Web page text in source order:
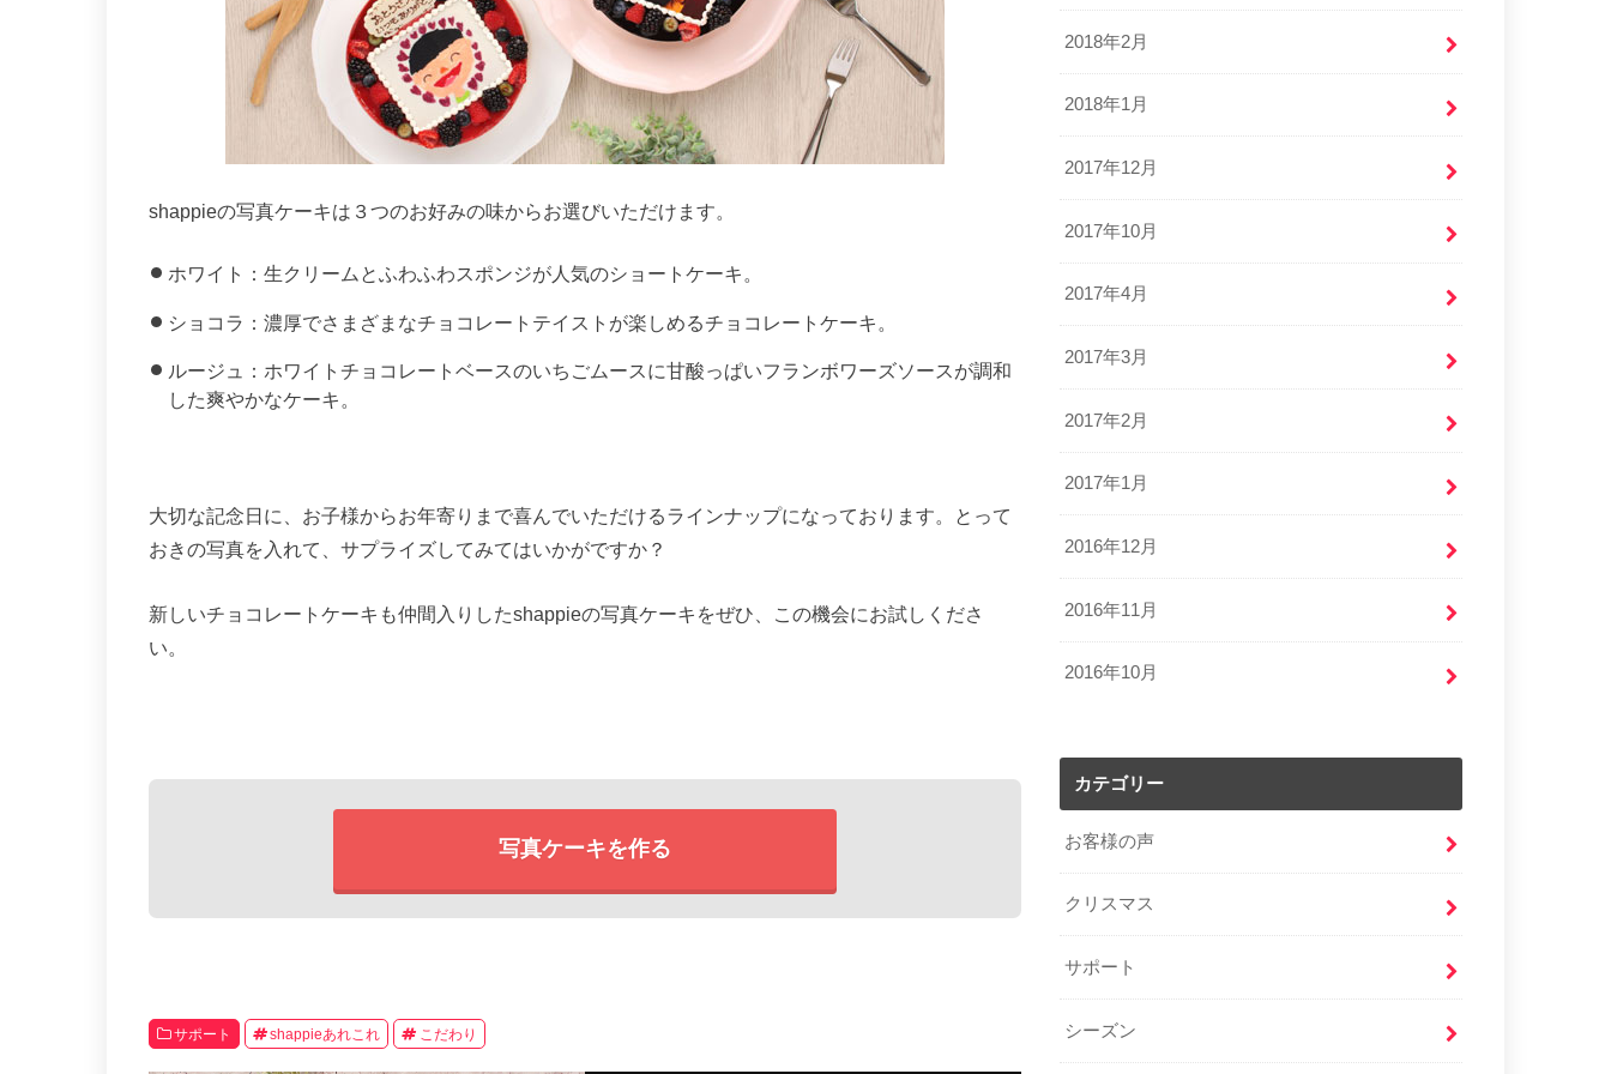
shappieの写真ケーキは３つのお好みの味からお選びいただけます。
ホワイト：生クリームとふわふわスポンジが人気のショートケーキ。
ショコラ：濃厚でさまざまなチョコレートテイストが楽しめるチョコレートケーキ。
ルージュ：ホワイトチョコレートベースのいちごムースに甘酸っぱいフランボワーズソースが調和
した爽やかなケーキ。
大切な記念日に、お子様からお年寄りまで喜んでいただけるラインナップになっております。とって
おきの写真を入れて、サプライズしてみてはいかがですか？
新しいチョコレートケーキも仲間入りしたshappieの写真ケーキをぜひ、この機会にお試しくださ
い。
写真ケーキを作る
サポート shappieあれこれ こだわり
2018年2月
2018年1月
2017年12月
2017年10月
2017年4月
2017年3月
2017年2月
2017年1月
2016年12月
2016年11月
2016年10月
カテゴリー
お客様の声
クリスマス
サポート
シーズン